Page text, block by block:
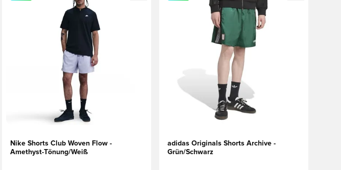
Nike Shorts Club Woven Flow -
Amethyst-Tönung/Weiß
adidas Originals Shorts Archive -
Grün/Schwarz